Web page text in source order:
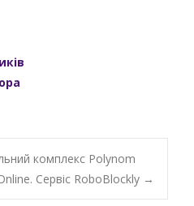
комплекс Polynom
Сервіс RoboBlockly →